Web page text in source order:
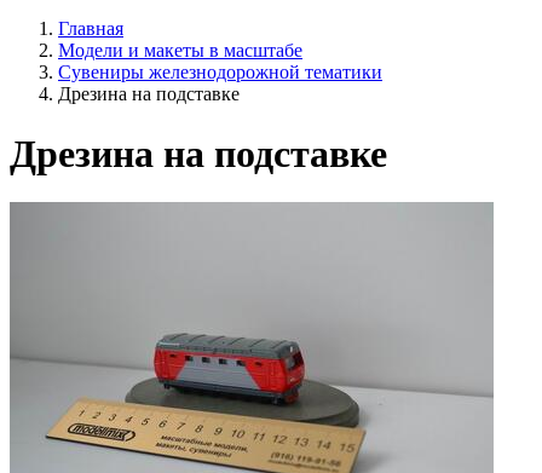
Главная
Модели и макеты в масштабе
Cувениры железнодорожной тематики
Дрезина на подставке
Дрезина на подставке